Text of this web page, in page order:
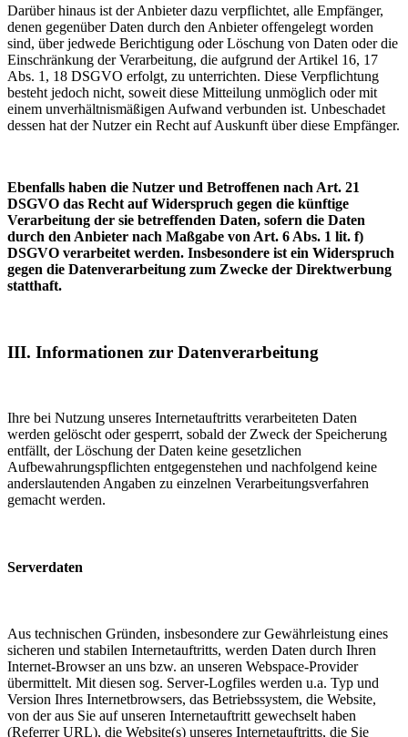
Darüber hinaus ist der Anbieter dazu verpflichtet, alle Empfänger,
denen gegenüber Daten durch den Anbieter offengelegt worden
sind, über jedwede Berichtigung oder Löschung von Daten oder die
Einschränkung der Verarbeitung, die aufgrund der Artikel 16, 17
Abs. 1, 18 DSGVO erfolgt, zu unterrichten. Diese Verpflichtung
besteht jedoch nicht, soweit diese Mitteilung unmöglich oder mit
einem unverhältnismäßigen Aufwand verbunden ist. Unbeschadet
dessen hat der Nutzer ein Recht auf Auskunft über diese Empfänger.
Ebenfalls haben die Nutzer und Betroffenen nach Art. 21
DSGVO das Recht auf Widerspruch gegen die künftige
Verarbeitung der sie betreffenden Daten, sofern die Daten
durch den Anbieter nach Maßgabe von Art. 6 Abs. 1 lit. f)
DSGVO verarbeitet werden. Insbesondere ist ein Widerspruch
gegen die Datenverarbeitung zum Zwecke der Direktwerbung
statthaft.
III. Informationen zur Datenverarbeitung
Ihre bei Nutzung unseres Internetauftritts verarbeiteten Daten
werden gelöscht oder gesperrt, sobald der Zweck der Speicherung
entfällt, der Löschung der Daten keine gesetzlichen
Aufbewahrungspflichten entgegenstehen und nachfolgend keine
anderslautenden Angaben zu einzelnen Verarbeitungsverfahren
gemacht werden.
Serverdaten
Aus technischen Gründen, insbesondere zur Gewährleistung eines
sicheren und stabilen Internetauftritts, werden Daten durch Ihren
Internet-Browser an uns bzw. an unseren Webspace-Provider
übermittelt. Mit diesen sog. Server-Logfiles werden u.a. Typ und
Version Ihres Internetbrowsers, das Betriebssystem, die Website,
von der aus Sie auf unseren Internetauftritt gewechselt haben
(Referrer URL), die Website(s) unseres Internetauftritts, die Sie